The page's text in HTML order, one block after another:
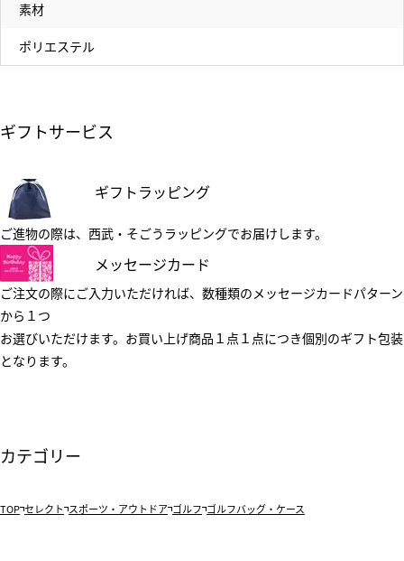
素材
ポリエステル
ギフトサービス
ギフトラッピング
ご進物の際は、西武・そごうラッピングでお届けします。
メッセージカード
ご注文の際にご入力いただければ、数種類のメッセージカードパターン
から１つ
お選びいただけます。お買い上げ商品１点１点につき個別のギフト包装
となります。
カテゴリー
TOP セレクト スポーツ・アウトドア ゴルフ ゴルフバッグ・ケース